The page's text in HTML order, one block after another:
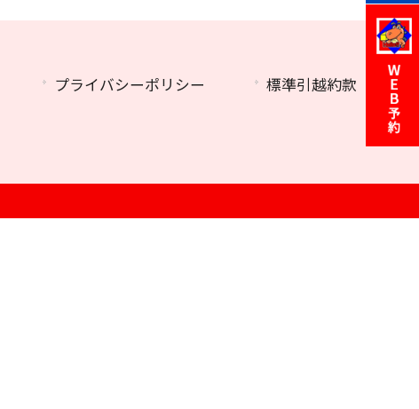
プライバシーポリシー 標準引越約款